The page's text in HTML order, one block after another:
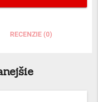
RECENZIE (0)